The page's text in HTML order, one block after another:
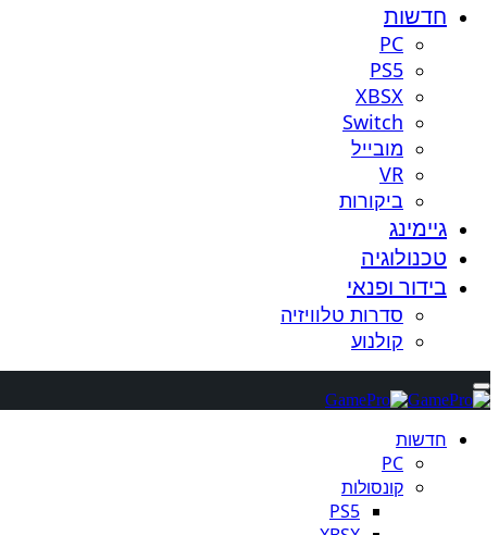
חדשות
PC
PS5
XBSX
Switch
מובייל
VR
ביקורות
גיימינג
טכנולוגיה
בידור ופנאי
סדרות טלוויזיה
קולנוע
חדשות
PC
קונסולות
PS5